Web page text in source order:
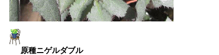
原種ニゲルダブル